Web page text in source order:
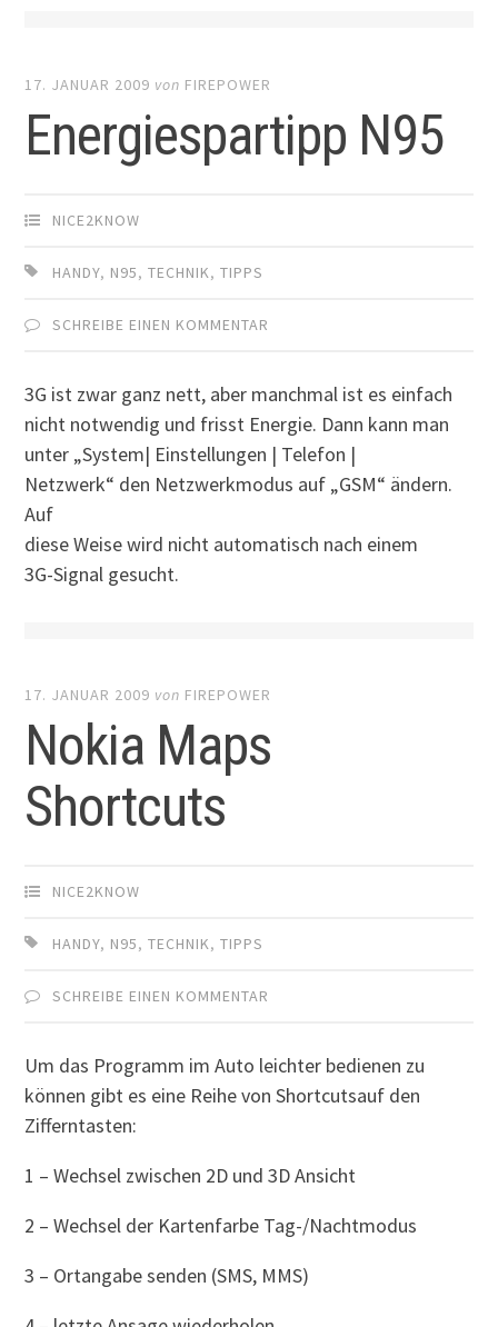
17. JANUAR 2009 von FIREPOWER
Energiespartipp N95
NICE2KNOW
HANDY, N95,TECHNIK,TIPPS
SCHREIBE EINEN KOMMENTAR
3G ist zwar ganz nett, aber manchmal ist es einfach
nicht notwendig und frisst Energie. Dann kann man
unter „System| Einstellungen | Telefon |
Netzwerk“ den Netzwerkmodus auf „GSM“ ändern.
Auf
diese Weise wird nicht automatisch nach einem
3G-Signal gesucht.
17. JANUAR 2009 von FIREPOWER
Nokia Maps
Shortcuts
NICE2KNOW
HANDY, N95,TECHNIK,TIPPS
SCHREIBE EINEN KOMMENTAR
Um das Programm im Auto leichter bedienen zu
können gibt es eine Reihe von Shortcutsauf den
Zifferntasten:
1 – Wechsel zwischen 2D und 3D Ansicht
2 – Wechsel der Kartenfarbe Tag-/Nachtmodus
3 – Ortangabe senden (SMS, MMS)